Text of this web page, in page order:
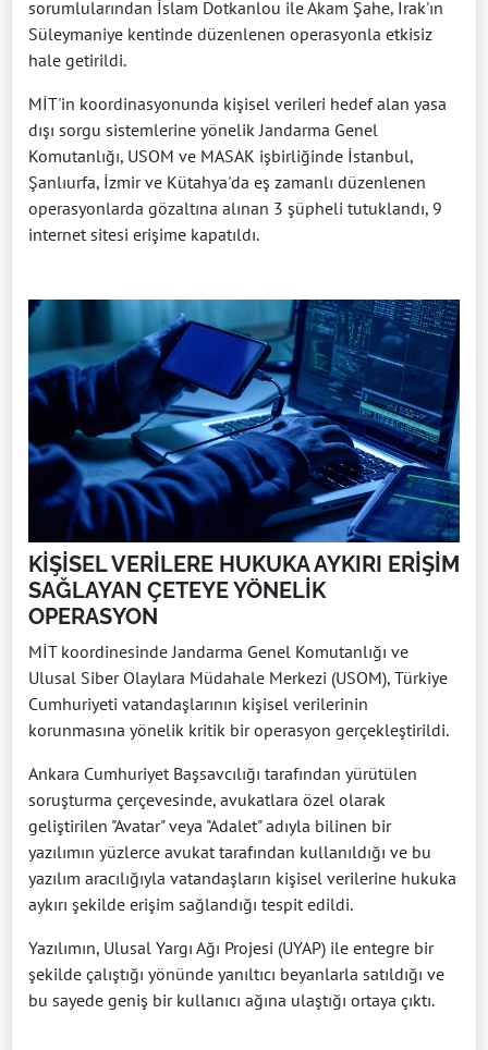
sorumlularından İslam Dotkanlou ile Akam Şahe, Irak'ın
Süleymaniye kentinde düzenlenen operasyonla etkisiz
hale getirildi.
MİT'in koordinasyonunda kişisel verileri hedef alan yasa
dışı sorgu sistemlerine yönelik Jandarma Genel
Komutanlığı, USOM ve MASAK işbirliğinde İstanbul,
Şanlıurfa, İzmir ve Kütahya'da eş zamanlı düzenlenen
operasyonlarda gözaltına alınan 3 şüpheli tutuklandı, 9
internet sitesi erişime kapatıldı.
KİŞİSEL VERİLERE HUKUKA AYKIRI ERİŞİM
SAĞLAYAN ÇETEYE YÖNELİK
OPERASYON
MİT koordinesinde Jandarma Genel Komutanlığı ve
Ulusal Siber Olaylara Müdahale Merkezi (USOM), Türkiye
Cumhuriyeti vatandaşlarının kişisel verilerinin
korunmasına yönelik kritik bir operasyon gerçekleştirildi.
Ankara Cumhuriyet Başsavcılığı tarafından yürütülen
soruşturma çerçevesinde, avukatlara özel olarak
geliştirilen "Avatar" veya "Adalet" adıyla bilinen bir
yazılımın yüzlerce avukat tarafından kullanıldığı ve bu
yazılım aracılığıyla vatandaşların kişisel verilerine hukuka
aykırı şekilde erişim sağlandığı tespit edildi.
Yazılımın, Ulusal Yargı Ağı Projesi (UYAP) ile entegre bir
şekilde çalıştığı yönünde yanıltıcı beyanlarla satıldığı ve
bu sayede geniş bir kullanıcı ağına ulaştığı ortaya çıktı.